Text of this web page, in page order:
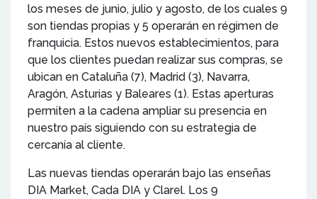
los meses de junio, julio y agosto, de los cuales 9
son tiendas propias y 5 operarán en régimen de
franquicia. Estos nuevos establecimientos, para
que los clientes puedan realizar sus compras, se
ubican en Cataluña (7), Madrid (3), Navarra,
Aragón, Asturias y Baleares (1). Estas aperturas
permiten a la cadena ampliar su presencia en
nuestro país siguiendo con su estrategia de
cercanía al cliente.
Las nuevas tiendas operarán bajo las enseñas
DIA Market, Cada DIA y Clarel. Los 9